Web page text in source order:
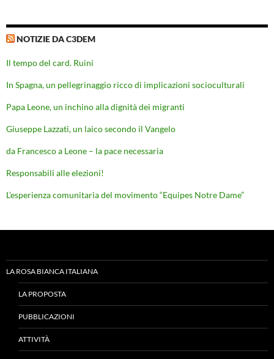
NOTIZIE DA C3DEM
Il tempo del card. Ruini
In Spagna, un pellegrinaggio ricco di implicazioni socioculturali
Papa Leone, un inchino alla dignità dei migranti
Giuseppe Lazzati, un laico secondo il Vangelo
da Francesco a Leone – la pace necessaria
Responsabili alle elezioni!
L’esperienza comunitaria del movimento “Equipes Notre Dame”
LA ROSA BIANCA ITALIANA
LA PROPOSTA
PUBBLICAZIONI
ATTIVITÀ